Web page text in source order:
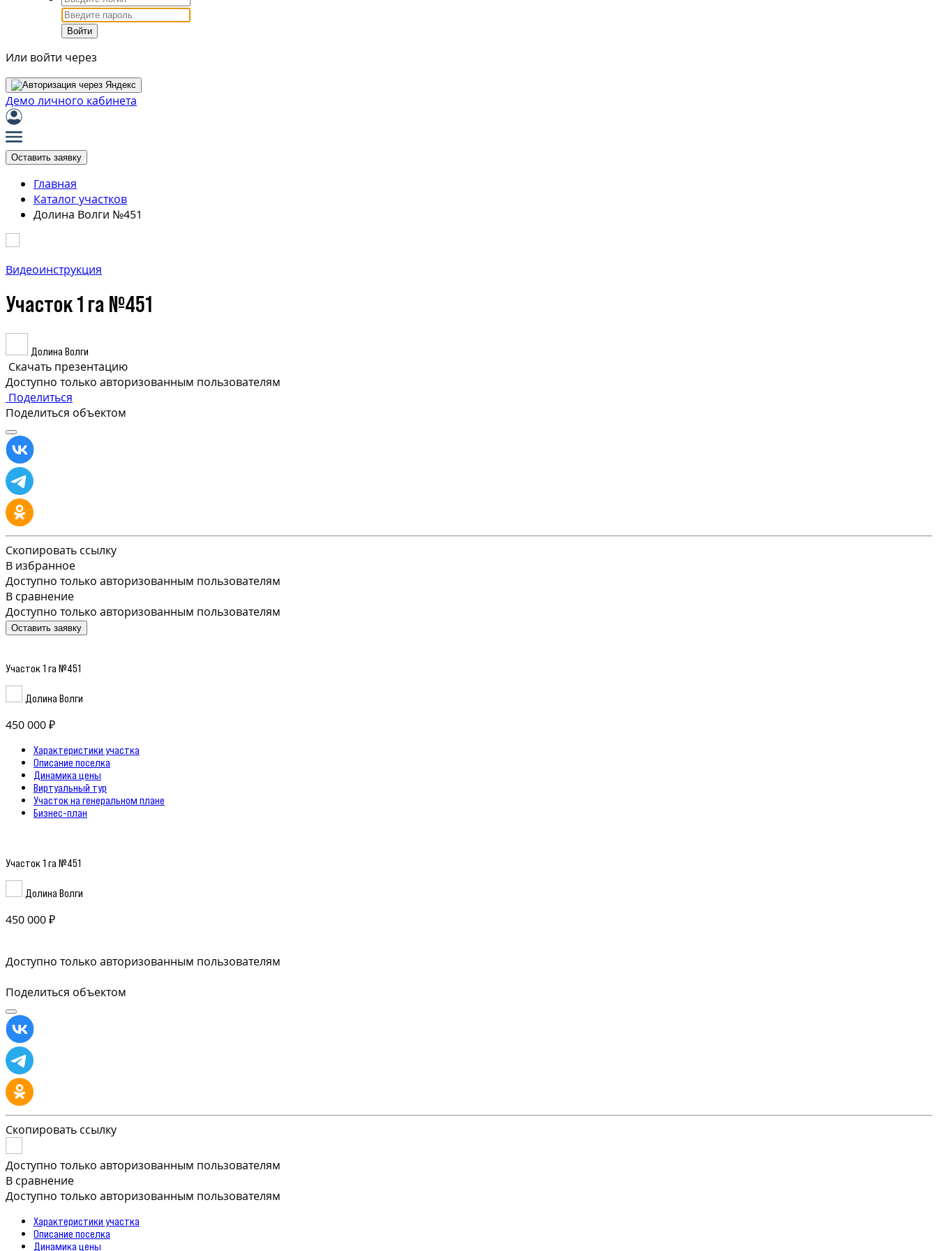
Войти
Или войти через
Демо личного кабинета
Оставить заявку
Главная
Каталог участков
Долина Волги №451
Видеоинструкция
Участок 1 га №451
Долина Волги
Скачать презентацию
Доступно только авторизованным пользователям
Поделиться
Поделиться объектом
Скопировать ссылку
В избранное
Доступно только авторизованным пользователям
В сравнение
Доступно только авторизованным пользователям
Оставить заявку
Участок 1 га №451
Долина Волги
450 000 ₽
Характеристики участка
Описание поселка
Динамика цены
Виртуальный тур
Участок на генеральном плане
Бизнес-план
Участок 1 га №451
Долина Волги
450 000 ₽
Доступно только авторизованным пользователям
Поделиться объектом
Скопировать ссылку
Доступно только авторизованным пользователям
В сравнение
Доступно только авторизованным пользователям
Характеристики участка
Описание поселка
Динамика цены